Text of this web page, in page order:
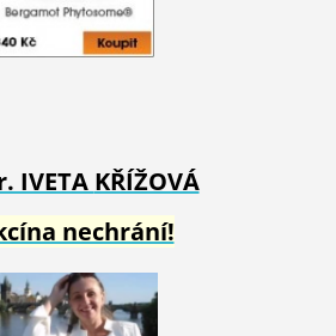
IVETA KŘÍŽOVÁ
nechrání!